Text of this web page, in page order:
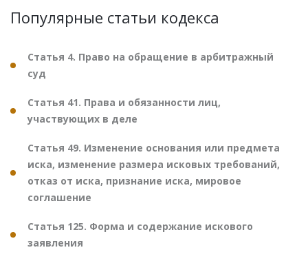
Популярные статьи кодекса
Статья 4. Право на обращение в арбитражный
суд
Статья 41. Права и обязанности лиц,
участвующих в деле
Статья 49. Изменение основания или предмета
иска, изменение размера исковых требований,
отказ от иска, признание иска, мировое
соглашение
Статья 125. Форма и содержание искового
заявления